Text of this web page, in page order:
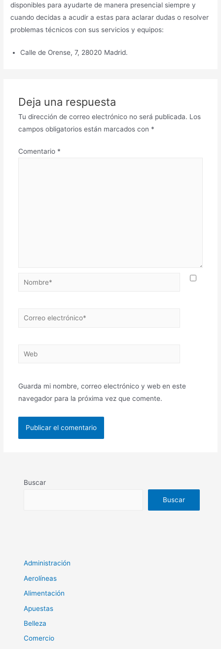
disponibles para ayudarte de manera presencial siempre y
cuando decidas a acudir a estas para aclarar dudas o resolver
problemas técnicos con sus servicios y equipos:
Calle de Orense, 7, 28020 Madrid.
Deja una respuesta
Tu dirección de correo electrónico no será publicada. Los
campos obligatorios están marcados con *
Comentario *
Nombre*
Correo
Web
Guarda mi nombre, correo electrónico y web en este
navegador para la próxima vez que comente.
Buscar
Buscar
Administración
Aerolíneas
Alimentación
Apuestas
Belleza
Comercio